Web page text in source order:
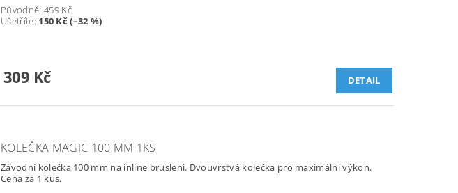
Původně: 459 Kč
Ušetříte: 150 Kč (–32 %)
309 Kč DETAIL
KOLEČKA MAGIC 100 MM 1KS
Závodní kolečka 100 mm na inline bruslení. Dvouvrstvá kolečka pro maximální výkon.
Cena za 1 kus.